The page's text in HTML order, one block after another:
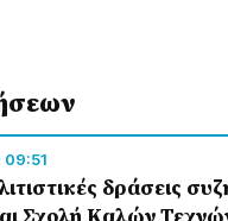
09:51
δράσεις